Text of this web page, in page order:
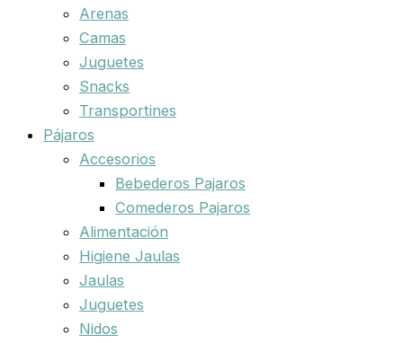
Arenas
Camas
Juguetes
Snacks
Transportines
Pájaros
Accesorios
Bebederos Pajaros
Comederos Pajaros
Alimentación
Higiene Jaulas
Jaulas
Juguetes
Nidos